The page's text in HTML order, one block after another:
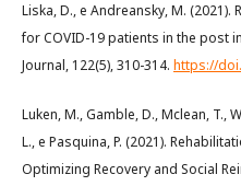
Liska, D., e Andreansky, M.
for COVID-19 patients in the post
Journal, 122(5), 310-314. https://
Luken, M., Gamble, D., Mclean, T.,
L., e Pasquina, P. (2021).
Optimizing Recovery and Social